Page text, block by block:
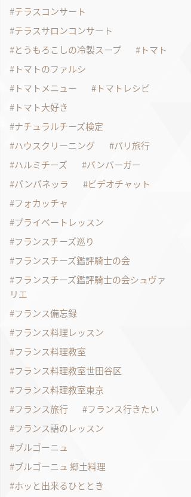
テラスコンサート
テラスサロンコンサート
とうもろこしの冷製スープ
トマト
トマトのファルシ
トマトメニュー
トマトレシピ
トマト大好き
ナチュラルチーズ検定
ハウスクリーニング
パリ旅行
ハルミチーズ
バンバーガー
パンパネッラ
ビデオチャット
フォカッチャ
プライベートレッスン
フランスチーズ巡り
フランスチーズ鑑評騎士の会
フランスチーズ鑑評騎士の会シュヴァ
リエ
フランス備忘録
フランス料理レッスン
フランス料理教室
フランス料理教室世田谷区
フランス料理教室東京
フランス旅行
フランス行きたい
フランス語のレッスン
ブルゴーニュ
ブルゴーニュ 郷土料理
ホッと出来るひととき